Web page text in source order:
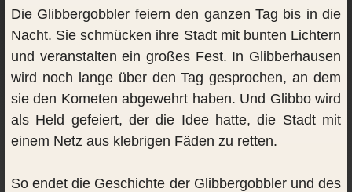
Die Glibbergobbler feiern den ganzen Tag bis in die
Nacht. Sie schmücken ihre Stadt mit bunten Lichtern
und veranstalten ein großes Fest. In Glibberhausen
wird noch lange über den Tag gesprochen, an dem
sie den Kometen abgewehrt haben. Und Glibbo wird
als Held gefeiert, der die Idee hatte, die Stadt mit
einem Netz aus klebrigen Fäden zu retten.
So endet die Geschichte der Glibbergobbler und des